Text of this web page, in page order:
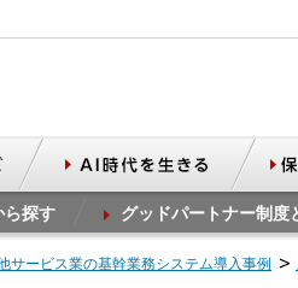
ら探す グッドパートナー制度
サービス業の基幹業務システム導入事例